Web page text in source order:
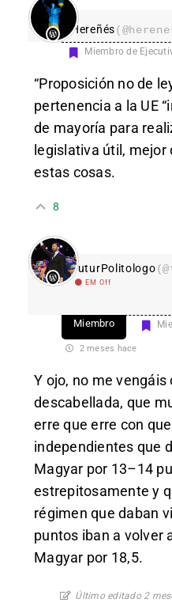
Hereñés
Miembro de
“Proposición no de
pertenencia a la UE
de mayoría para
legislativa útil, mejor
estas cosas.
8
FuturPolitologo
EM Off
Miembro
2 meses hace
Y ojo, no me
descabellada, que
erre que erre con
independientes que
Magyar por 13–14
estrepitosamente y
régimen que daban
puntos iban a volver
Magyar por 18,5.
Último editado 2